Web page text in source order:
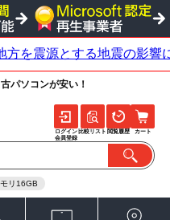
パソコンが安い！
モリ16GB
ログイン
会員登録
比較リスト 閲覧履歴 カート